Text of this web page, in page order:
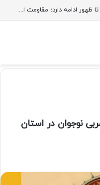
نوجوان در استان